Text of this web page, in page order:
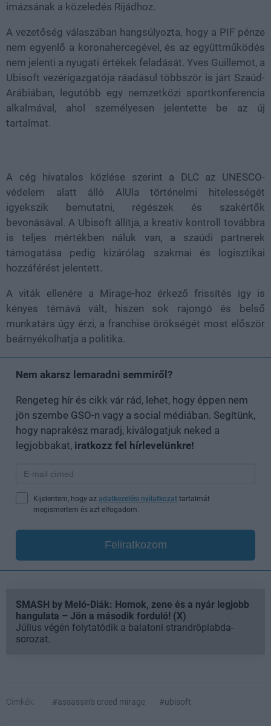
imázsának a közeledés Rijádhoz.
A vezetőség válaszában hangsúlyozta, hogy a PIF pénze
nem egyenlő a koronahercegével, és az együttműködés
nem jelenti a nyugati értékek feladását. Yves Guillemot, a
Ubisoft vezérigazgatója ráadásul többször is járt Szaúd-
Arábiában, legutóbb egy nemzetközi sportkonferencia
alkalmával, ahol személyesen jelentette be az új
tartalmat.
A cég hivatalos közlése szerint a DLC az UNESCO-
védelem alatt álló AlUla történelmi hitelességét
igyekszik bemutatni, régészek és szakértők
bevonásával. A Ubisoft állítja, a kreatív kontroll továbbra
is teljes mértékben náluk van, a szaúdi partnerek
támogatása pedig kizárólag szakmai és logisztikai
hozzáférést jelentett.
A viták ellenére a Mirage-hoz érkező frissítés így is
kényes témává vált, hiszen sok rajongó és belső
munkatárs úgy érzi, a franchise örökségét most először
beárnyékolhatja a politika.
Nem akarsz lemaradni semmiről?
Rengeteg hír és cikk vár rád, lehet, hogy éppen nem
jön szembe GSO-n vagy a social médiában. Segítünk,
hogy naprakész maradj, kiválogatjuk neked a
legjobbakat, iratkozz fel hírlevelünkre!
Kijelentem, hogy az adatkezelési nyilatkozat tartalmát
megismertem és azt elfogadom.
Feliratkozom
SMASH by Meló-Diák: Homok, zene és a nyár legjobb
hangulata – Jön a második forduló! (X)
Július végén folytatódik a balatoni strandröplabda-
sorozat.
Címkék: #assassin's creed mirage #ubisoft